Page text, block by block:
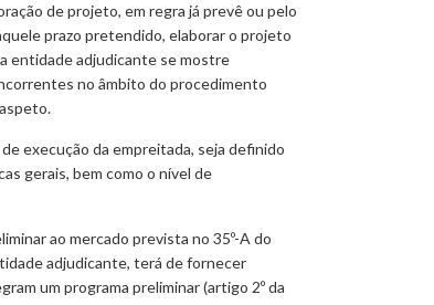
de projeto, em regra já prevê ou pelo
prazo pretendido, elaborar o projeto
entidade adjudicante se mostre
no âmbito do procedimento
execução da empreitada, seja definido
gerais, bem como o nível de
ao mercado prevista no 35º-A do
adjudicante, terá de fornecer
um programa preliminar (artigo 2º da